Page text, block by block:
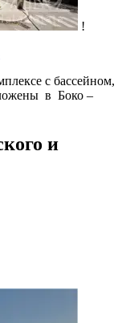
!
с бассейном,
в Боко –
и